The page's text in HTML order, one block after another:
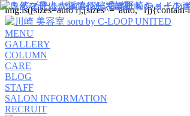
img:is([sizes=auto i],[sizes^="auto,"
MENU
GALLERY
COLUMN
CARE
BLOG
STAFF
SALON INFORMATION
RECRUIT